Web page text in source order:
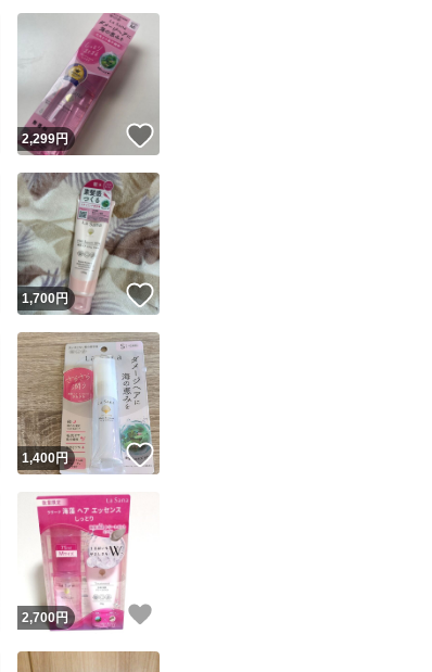
ユーザーの実績について
の基準を満たしたユーザーにバッジを付与しています
Yahoo!フリマの基準をクリアした安心・安全なユーザーです
このユーザーはYahoo!フリマの取引を完了させた実績があります
このユーザーは他フリマサービスでの取引実績があります
示であり、発送を保証しているものではありません
このユーザーは高頻度で24時間以内＆設定した発送日数内に発送してい
ます
このユーザーは高頻度で24時間以内に発送しています
この商品の情報をコピーします
載は禁止されています
き1回です
出品ページへ
キャンセル
いいね！
2,299円
いね！
1,700円 いいね！
いね！
1,400円 いいね！
いね！
2,700円